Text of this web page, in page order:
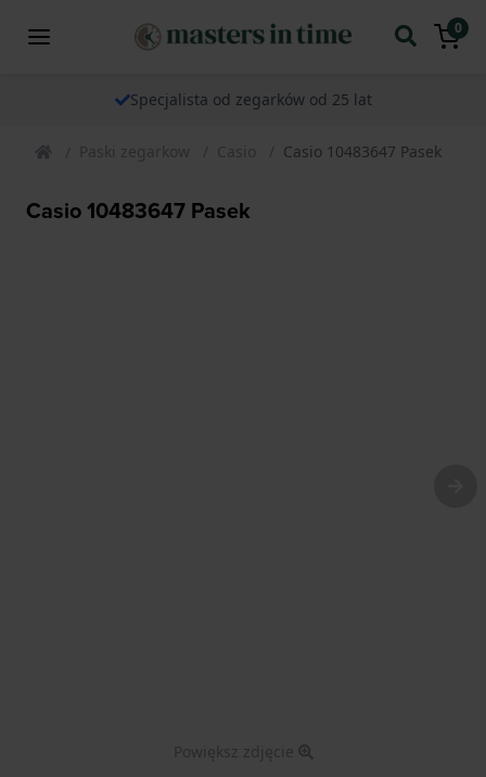
0
Specjalista od zegarków od 25 lat
Paski zegarkow Casio Casio 10483647 Pasek
Casio 10483647 Pasek
Powiększ zdjęcie